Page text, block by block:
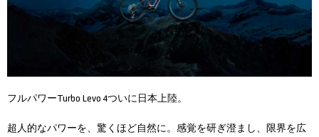
フルパワーTurbo Levo 4ついに日本上陸。
超人的なパワーを、驚くほど自然に。感覚を研ぎ澄まし、限界を広